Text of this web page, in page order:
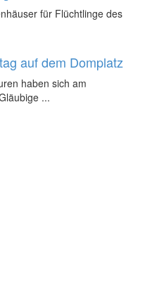
für Flüchtlinge des
auf dem Domplatz
haben sich am
...